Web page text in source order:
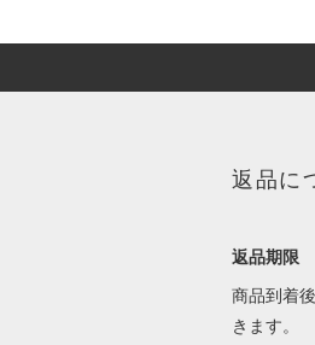
返品に
返品期限
商品到着
きます。